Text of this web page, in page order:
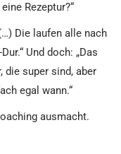
Rezeptur?“
Die laufen alle nach
Und doch: „Das
super sind, aber
egal wann.“
ausmacht.